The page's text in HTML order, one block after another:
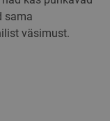
sama
väsimust.